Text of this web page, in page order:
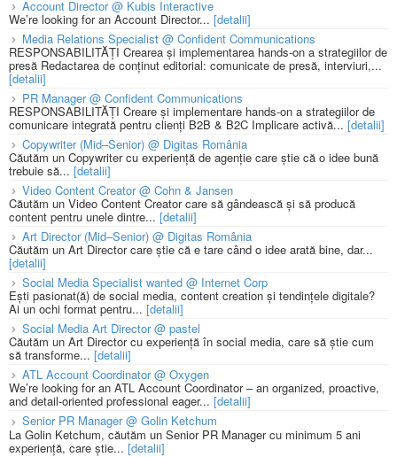
Account Director @ Kubis Interactive
We’re looking for an Account Director... [detalii]
Media Relations Specialist @ Confident Communications
RESPONSABILITĂȚI Crearea și implementarea hands-on a strategiilor de
presă Redactarea de conținut editorial: comunicate de presă, interviuri,...
[detalii]
PR Manager @ Confident Communications
RESPONSABILITĂȚI Creare și implementare hands-on a strategiilor de
comunicare integrată pentru clienți B2B & B2C Implicare activă... [detalii]
Copywriter (Mid–Senior) @ Digitas România
Căutăm un Copywriter cu experiență de agenție care știe că o idee bună
trebuie să... [detalii]
Video Content Creator @ Cohn & Jansen
Căutăm un Video Content Creator care să gândească și să producă
content pentru unele dintre... [detalii]
Art Director (Mid–Senior) @ Digitas România
Căutăm un Art Director care știe că e tare când o idee arată bine, dar...
[detalii]
Social Media Specialist wanted @ Internet Corp
Ești pasionat(ă) de social media, content creation și tendințele digitale?
Ai un ochi format pentru... [detalii]
Social Media Art Director @ pastel
Căutăm un Art Director cu experiență în social media, care să știe cum
să transforme... [detalii]
ATL Account Coordinator @ Oxygen
We’re looking for an ATL Account Coordinator – an organized, proactive,
and detail-oriented professional eager... [detalii]
Senior PR Manager @ Golin Ketchum
La Golin Ketchum, căutăm un Senior PR Manager cu minimum 5 ani
experiență, care știe... [detalii]